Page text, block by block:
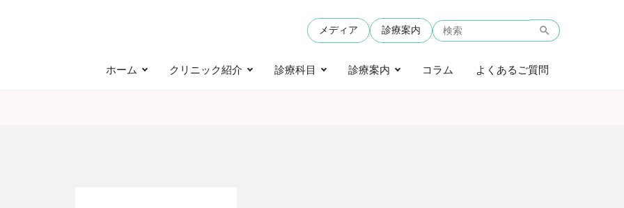
メディア 診療案内
ホーム クリニック紹介 診療科目 診療案内 コラム よくあるご質問